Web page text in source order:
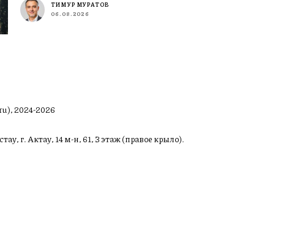
ТИМУР МУРАТОВ
06.08.2026
2024-2026
г. Актау, 14 м-н, 61, 3 этаж (правое крыло).